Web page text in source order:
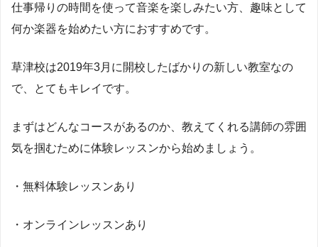
仕事帰りの時間を使って音楽を楽しみたい方、趣味として
何か楽器を始めたい方におすすめです。
草津校は2019年3月に開校したばかりの新しい教室なの
で、とてもキレイです。
まずはどんなコースがあるのか、教えてくれる講師の雰囲
気を掴むために体験レッスンから始めましょう。
・無料体験レッスンあり
・オンラインレッスンあり